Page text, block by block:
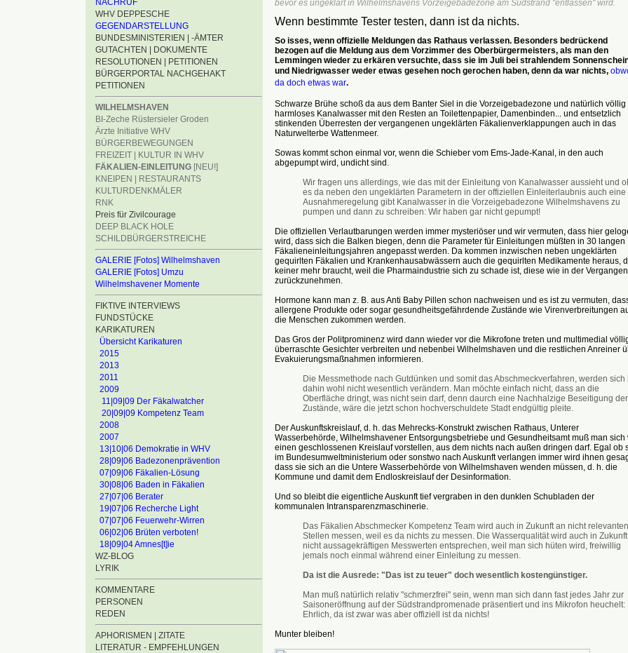
NACHRUF
WHV DEPPESCHE
GEGENDARSTELLUNG
BUNDESMINISTERIEN | -ÄMTER
GUTACHTEN | DOKUMENTE
RESOLUTIONEN | PETITIONEN
BÜRGERPORTAL NACHGEHAKT
PETITIONEN
WILHELMSHAVEN
BI-Zeche Rüstersieler Groden
Ärzte Initiative WHV
BÜRGERBEWEGUNGEN
FREIZEIT | KULTUR IN WHV
FÄKALIEN-EINLEITUNG [NEU!]
KNEIPEN | RESTAURANTS
KULTURDENKMÄLER
RNK
Preis für Zivilcourage
DEEP BLACK HOLE
SCHILDBÜRGERSTREICHE
GALERIE [Fotos] Wilhelmshaven
GALERIE [Fotos] Umzu
Wilhelmshavener Momente
FIKTIVE INTERVIEWS
FUNDSTÜCKE
KARIKATUREN
Übersicht Karikaturen
2015
2013
2011
2009
11|09|09 Der Fäkalwatcher
20|09|09 Kompetenz Team
2008
2007
13|10|06 Demokratie in WHV
28|09|06 Badezonenprävention
07|09|06 Fäkalien-Lösung
30|08|06 Baden in Fäkalien
27|07|06 Berater
19|07|06 Recherche Light
07|07|06 Feuerwehr-Wirren
06|02|06 Brüten verboten!
18|09|04 Amnes[t]ie
WZ-BLOG
LYRIK
KOMMENTARE
PERSONEN
REDEN
APHORISMEN | ZITATE
LITERATUR - EMPFEHLUNGEN
bevor es ungeklärt in Wilhelmshavens Vorzeigebadezone am Südstrand "entlassen" wird.
Wenn bestimmte Tester testen, dann ist da nichts.
So isses, wenn offizielle Meldungen das Rathaus verlassen. Besonders bedrückend
bezogen auf die Meldung aus dem Vorzimmer des Oberbürgermeisters, als man den
Lemmingen wieder zu erkären versuchte, dass sie im Juli bei strahlendem
und Niedrigwasser weder etwas gesehen noch gerochen haben, denn da war nichts,
da doch etwas war.
Schwarze Brühe schoß da aus dem Banter Siel in die Vorzeigebadezone und natürlich völlig
harmloses Kanalwasser mit den Resten an Toilettenpapier, Damenbinden... und entsetzlich
stinkenden Überresten der vergangenen ungeklärten Fäkalienverklappungen auch in das
Naturwelterbe Wattenmeer.
Sowas kommt schon einmal vor, wenn die Schieber vom Ems-Jade-Kanal, in den auch
abgepumpt wird, undicht sind.
Wir fragen uns allerdings, wie das mit der Einleitung von Kanalwasser aussieht und
es da neben den ungeklärten Parametern in der offiziellen Einleiterlaubnis auch eine
Ausnahmeregelung gibt Kanalwasser in die Vorzeigebadezone Wilhelmshavens zu
pumpen und dann zu schreiben: Wir haben gar nicht gepumpt!
Die offiziellen Verlautbarungen werden immer mysteriöser und wir vermuten, dass hier
wird, dass sich die Balken biegen, denn die Parameter für Einleitungen müßten in 30 langen
Fäkalieneinleitungsjahren angepasst werden. Da kommen inzwischen neben ungeklärten
gequirlten Fäkalien und Krankenhausabwässern auch die gequirlten Medikamente heraus,
keiner mehr braucht, weil die Pharmaindustrie sich zu schade ist, diese wie in der
zurückzunehmen.
Hormone kann man z. B. aus Anti Baby Pillen schon nachweisen und es ist zu vermuten,
allergene Produkte oder sogar gesundheitsgefährdende Zustände wie Virenverbreitungen
die Menschen zukommen werden.
Das Gros der Politprominenz wird dann wieder vor die Mikrofone treten und multimedial
überraschte Gesichter verbreiten und nebenbei Wilhelmshaven und die restlichen Anreiner
Evakuierungsmaßnahmen informieren.
Die Messmethode nach Gutdünken und somit das Abschmeckverfahren, werden sich
dahin wohl nicht wesentlich verändern. Man möchte einfach nicht, dass an die
Oberfläche dringt, was nicht sein darf, denn daurch eine Nachhalzige Beseitigung der
Zustände, wäre die jetzt schon hochverschuldete Stadt endgültig pleite.
Der Auskunftskreislauf, d. h. das Mehrecks-Konstrukt zwischen Rathaus, Unterer
Wasserbehörde, Wilhelmshavener Entsorgungsbetriebe und Gesundheitsamt muß man sich
einen geschlossenen Kreislauf vorstellen, aus dem nichts nach außen dringen darf. Egal ob
im Bundesumweltministerium oder sonstwo nach Auskunft verlangen immer wird ihnen
dass sie sich an die Untere Wasserbehörde von Wilhelmshaven wenden müssen, d. h. die
Kommune und damit dem Endloskreislauf der Desinformation.
Und so bleibt die eigentliche Auskunft tief vergraben in den dunklen Schubladen der
kommunalen Intransparenzmaschinerie.
Das Fäkalien Abschmecker Kompetenz Team wird auch in Zukunft an nicht relevanten
Stellen messen, weil es da nichts zu messen. Die Wasserqualität wird auch in Zukunft
nicht aussagekräftigen Messwerten entsprechen, weil man sich hüten wird, freiwillig
jemals noch einmal während einer Einleitung zu messen.
Da ist die Ausrede: "Das ist zu teuer" doch wesentlich kostengünstiger.
Man muß natürlich relativ "schmerzfrei" sein, wenn man sich dann fast jedes Jahr zur
Saisoneröffnung auf der Südstrandpromenade präsentiert und ins Mikrofon heuchelt:
Ehrlich, da ist zwar was aber offiziell ist da nichts!
Munter bleiben!